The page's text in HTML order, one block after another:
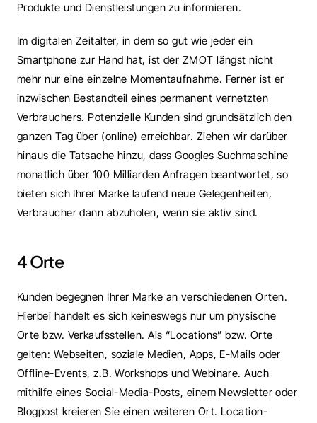
Produkte und Dienstleistungen zu informieren.
Im digitalen Zeitalter, in dem so gut wie jeder ein
Smartphone zur Hand hat, ist der ZMOT längst nicht
mehr nur eine einzelne Momentaufnahme. Ferner ist er
inzwischen Bestandteil eines permanent vernetzten
Verbrauchers. Potenzielle Kunden sind grundsätzlich den
ganzen Tag über (online) erreichbar. Ziehen wir darüber
hinaus die Tatsache hinzu, dass Googles Suchmaschine
monatlich über 100 Milliarden Anfragen beantwortet, so
bieten sich Ihrer Marke laufend neue Gelegenheiten,
Verbraucher dann abzuholen, wenn sie aktiv sind.
4 Orte
Kunden begegnen Ihrer Marke an verschiedenen Orten.
Hierbei handelt es sich keineswegs nur um physische
Orte bzw. Verkaufsstellen. Als “Locations” bzw. Orte
gelten: Webseiten, soziale Medien, Apps, E-Mails oder
Offline-Events, z.B. Workshops und Webinare. Auch
mithilfe eines Social-Media-Posts, einem Newsletter oder
Blogpost kreieren Sie einen weiteren Ort. Location-